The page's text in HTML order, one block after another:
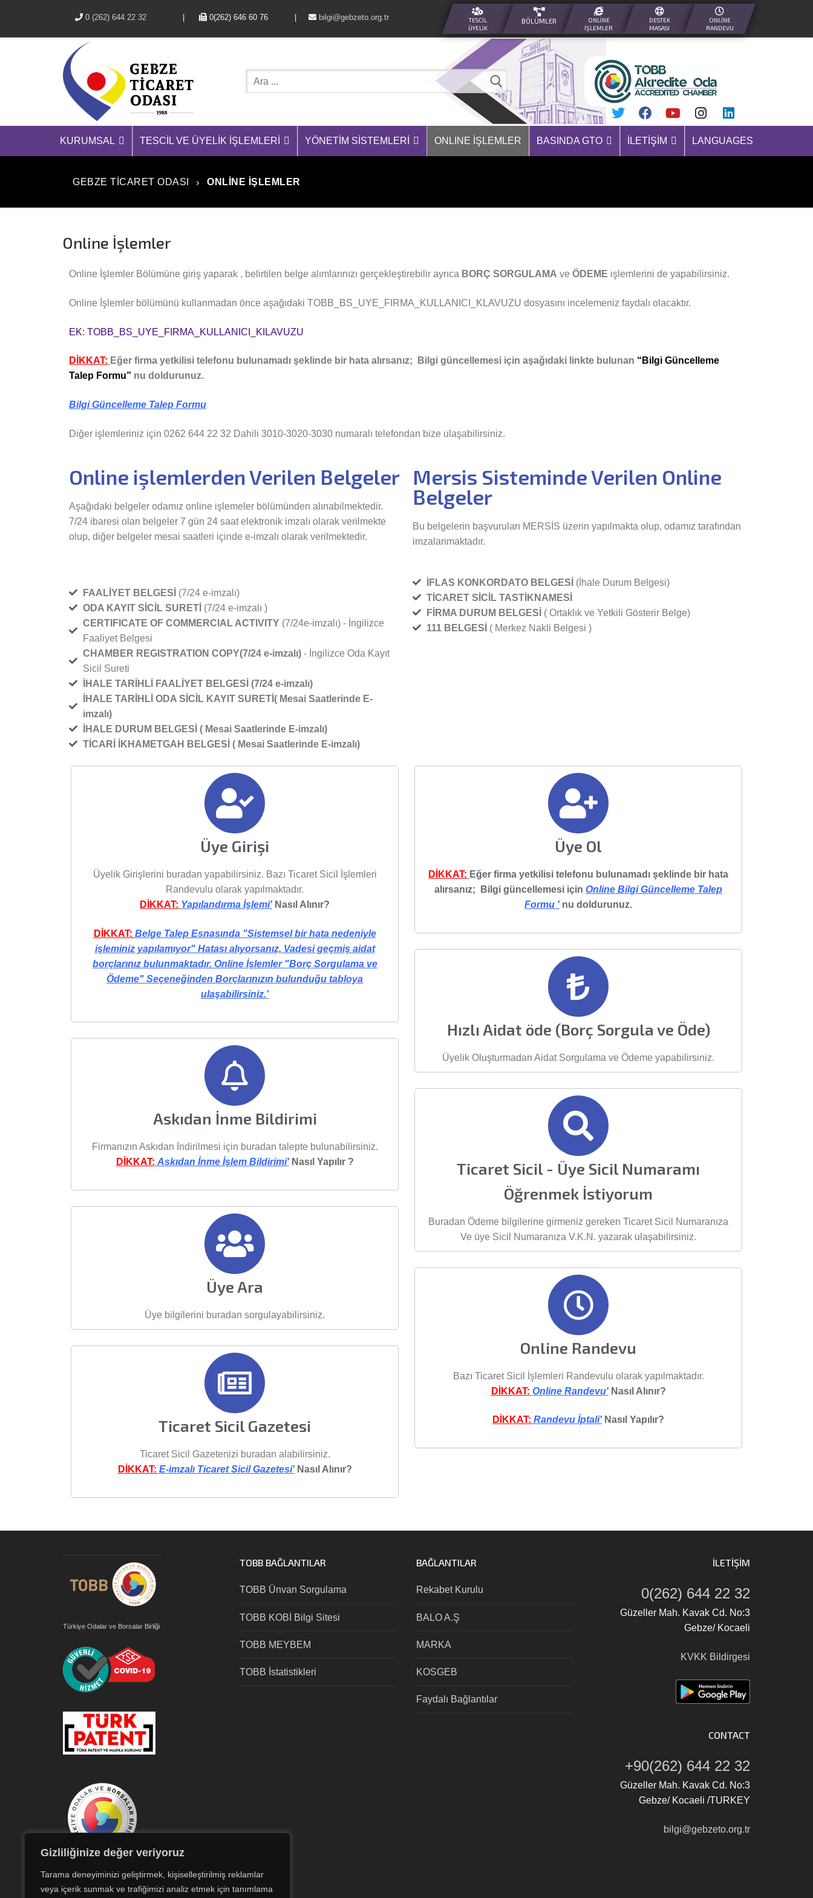
Gizliliğinize değer veriyoruz
Tarama deneyiminizi geliştirmek, kişiselleştirilmiş reklamlar
veya içerik sunmak ve trafiğimizi analiz etmek için tanımlama
0 (262) 644 22 32 0(262) 646 60 76 | bilgi@gebzeto.org.tr
TESCIL
ÜYELIK
BÖLÜMLER
ONLINE
İŞLEMLER
DESTEK
MASASI
ONLINE
RANDEVU
KURUMSAL TESCIL VE ÜYELIK İŞLEMLERI YÖNETIM SISTEMLERI ONLINE İŞLEMLER BASINDA GTO İLETIŞIM LANGUAGES
GEBZE TICARET ODASI ONLINE İŞLEMLER
Online İşlemler
Online İşlemler Bölümüne giriş yaparak , belirtilen belge alımlarınızı gerçekleştirebilir ayrıca BORÇ SORGULAMA ve ÖDEME işlemlerini de yapabilirsiniz.
Online İşlemler bölümünü kullanmadan önce aşağıdaki TOBB_BS_UYE_FIRMA_KULLANICI_KLAVUZU dosyasını incelemeniz faydalı olacaktır.
EK: TOBB_BS_UYE_FIRMA_KULLANICI_KILAVUZU
DİKKAT: Eğer firma yetkilisi telefonu bulunamadı şeklinde bir hata alırsanız; Bilgi güncellemesi için aşağıdaki linkte bulunan “Bilgi Güncelleme
Talep Formu” nu doldurunuz.
Bilgi Güncelleme Talep Formu
Diğer işlemleriniz için 0262 644 22 32 Dahili 3010-3020-3030 numaralı telefondan bize ulaşabilirsiniz.
Online işlemlerden Verilen Belgeler
Aşağıdaki belgeler odamız online işlemeler bölümünden alınabilmektedir.
7/24 ibaresi olan belgeler 7 gün 24 saat elektronik imzalı olarak verilmekte
olup, diğer belgeler mesai saatleri içinde e-imzalı olarak verilmektedir.
FAALİYET BELGESİ (7/24 e-imzalı)
ODA KAYIT SİCİL SURETİ (7/24 e-imzalı )
CERTIFICATE OF COMMERCIAL ACTIVITY (7/24e-imzalı) - İngilizce
Faaliyet Belgesi
CHAMBER REGISTRATION COPY(7/24 e-imzalı)- İngilizce Oda Kayıt
Sicil Sureti
İHALE TARİHLİ FAALİYET BELGESİ (7/24 e-imzalı)
İHALE TARİHLİ ODA SİCİL KAYIT SURETİ( Mesai Saatlerinde E-
imzalı)
İHALE DURUM BELGESİ ( Mesai Saatlerinde E-imzalı)
TİCARİ İKHAMETGAH BELGESİ ( Mesai Saatlerinde E-imzalı)
Mersis Sisteminde Verilen Online
Belgeler
Bu belgelerin başvuruları MERSİS üzerin yapılmakta olup, odamız tarafından
imzalanmaktadır.
İFLAS KONKORDATO BELGESİ (İhale Durum Belgesi)
TİCARET SİCİL TASTİKNAMESİ
FİRMA DURUM BELGESİ ( Ortaklık ve Yetkili Gösterir Belge)
111 BELGESİ ( Merkez Nakli Belgesi )
Üye Girişi
Üyelik Girişlerini buradan yapabilirsiniz. Bazı Ticaret Sicil İşlemleri
Randevulu olarak yapılmaktadır.
DİKKAT: Yapılandırma İşlemi'Nasıl Alınır?
DİKKAT: Belge Talep Esnasında "Sistemsel bir hata nedeniyle
işleminiz yapılamıyor" Hatası alıyorsanız, Vadesi geçmiş aidat
borçlarınız bulunmaktadır. Online İşlemler "Borç Sorgulama ve
Ödeme" Seçeneğinden Borçlarınızın bulunduğu tabloya
ulaşabilirsiniz.'
Askıdan İnme Bildirimi
Firmanızın Askıdan İndirilmesi için buradan talepte bulunabilirsiniz.
DİKKAT: Askıdan İnme İşlem Bildirimi'Nasıl Yapılır ?
Üye Ara
Üye bilgilerini buradan sorgulayabilirsiniz.
Ticaret Sicil Gazetesi
Ticaret Sicil Gazetenizi buradan alabilirsiniz.
DİKKAT: E-imzalı Ticaret Sicil Gazetesi'Nasıl Alınır?
Üye Ol
DİKKAT: Eğer firma yetkilisi telefonu bulunamadı şeklinde bir hata
alırsanız; Bilgi güncellemesi için Online Bilgi Güncelleme Talep
Formu 'nu doldurunuz.
Hızlı Aidat öde (Borç Sorgula ve Öde)
Üyelik Oluşturmadan Aidat Sorgulama ve Ödeme yapabilirsiniz.
Ticaret Sicil - Üye Sicil Numaramı
Öğrenmek İstiyorum
Buradan Ödeme bilgilerine girmeniz gereken Ticaret Sicil Numaranıza
Ve üye Sicil Numaranıza V.K.N. yazarak ulaşabilirsiniz.
Online Randevu
Bazı Ticaret Sicil İşlemleri Randevulu olarak yapılmaktadır.
DİKKAT: Online Randevu'Nasıl Alınır?
DİKKAT: Randevu İptali'Nasıl Yapılır?
Türkiye Odalar ve Borsalar Birliği
The Union of
Chambers and
TOBB BAĞLANTILAR
TOBB Ünvan Sorgulama
TOBB KOBİ Bilgi Sitesi
TOBB MEYBEM
TOBB İstatistikleri
BAĞLANTILAR
Rekabet Kurulu
BALO A.Ş
MARKA
KOSGEB
Faydalı Bağlantılar
İLETIŞIM
0(262) 644 22 32
Güzeller Mah. Kavak Cd. No:3
Gebze/ Kocaeli
KVKK Bildirgesi
CONTACT
+90(262) 644 22 32
Güzeller Mah. Kavak Cd. No:3
Gebze/ Kocaeli /TURKEY
bilgi@gebzeto.org.tr